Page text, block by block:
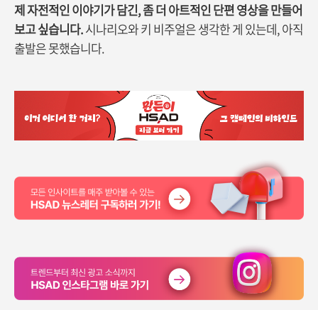
제 자전적인 이야기가 담긴, 좀 더 아트적인 단편 영상을 만들어
보고 싶습니다.시나리오와 키 비주얼은 생각한 게 있는데, 아직
출발은 못했습니다.